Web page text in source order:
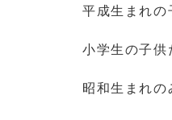
平成生まれ
小学生の子
昭和